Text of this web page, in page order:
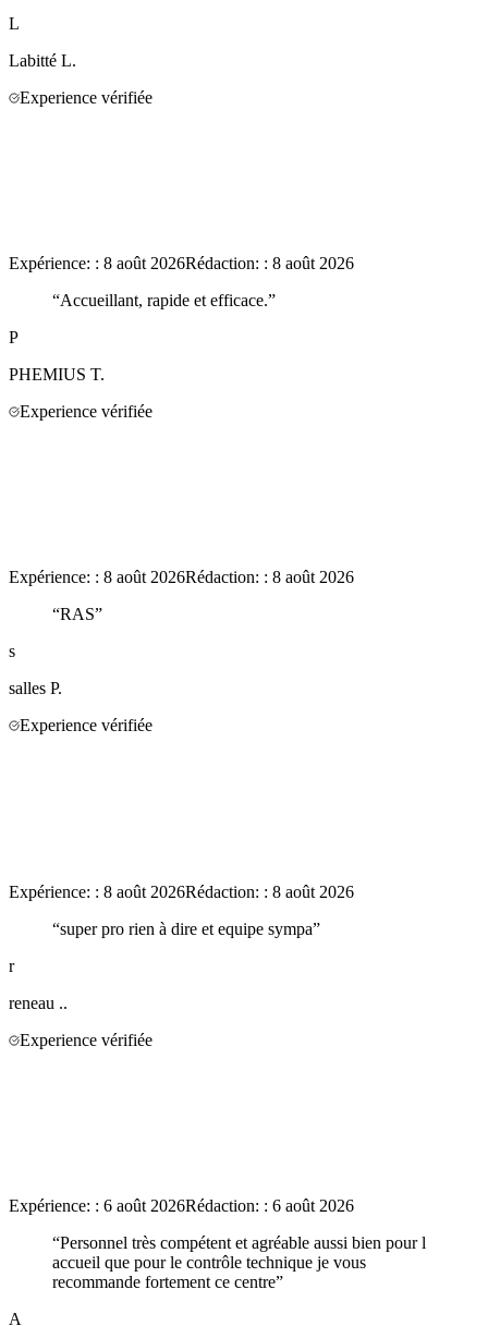
L
Labitté L.
Experience vérifiée
Expérience: : 8 août 2026Rédaction: : 8 août 2026
“Accueillant, rapide et efficace.”
P
PHEMIUS T.
Experience vérifiée
Expérience: : 8 août 2026Rédaction: : 8 août 2026
“RAS”
s
salles P.
Experience vérifiée
Expérience: : 8 août 2026Rédaction: : 8 août 2026
“super pro rien à dire et equipe sympa”
r
reneau ..
Experience vérifiée
Expérience: : 6 août 2026Rédaction: : 6 août 2026
“Personnel très compétent et agréable aussi bien pour l
accueil que pour le contrôle technique je vous
recommande fortement ce centre”
A